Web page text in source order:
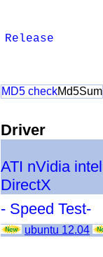
Release
MD5 checkMd5Sum
Driver
ATI nVidia intel
DirectX
- Speed Test-
ubuntu 12.04